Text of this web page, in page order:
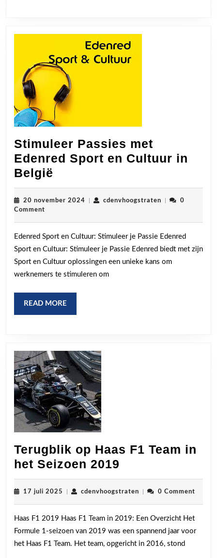
Stimuleer Passies met
Edenred Sport en Cultuur in
België
Passies
met
Sport
en
Cultuur
in
20 november 2024 20
cdenvhoogstraten
0
Comment
Edenred Sport en Cultuur: Stimuleer je Passie Edenred
Sport en Cultuur: Stimuleer je Passie Edenred biedt met zijn
Sport en Cultuur oplossingen een unieke kans om
werknemers te stimuleren om
READ MORE
MORE
Terugblik op Haas F1 Team in
het Seizoen 2019
op
Haas
F1
Team
in
het
17 juli 2025 17
cdenvhoogstratencdenvhoogstraten
0 Comment
Haas F1 2019 Haas F1 Team in 2019: Een Overzicht Het
Formule 1-seizoen van 2019 was een spannend jaar voor
het Haas F1 Team. Het team, opgericht in 2016, stond